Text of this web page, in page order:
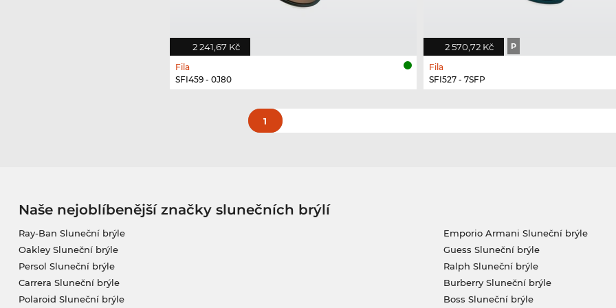
2 241,67 Kč
Fila
SFI459 - 0J80
2 570,72 Kč P
Fila
SFI527 - 7SFP
1
Naše nejoblíbenější značky slunečních brýlí
Ray-Ban Sluneční brýle
Oakley Sluneční brýle
Persol Sluneční brýle
Carrera Sluneční brýle
Polaroid Sluneční brýle
Emporio Armani Sluneční brýle
Guess Sluneční brýle
Ralph Sluneční brýle
Burberry Sluneční brýle
Boss Sluneční brýle